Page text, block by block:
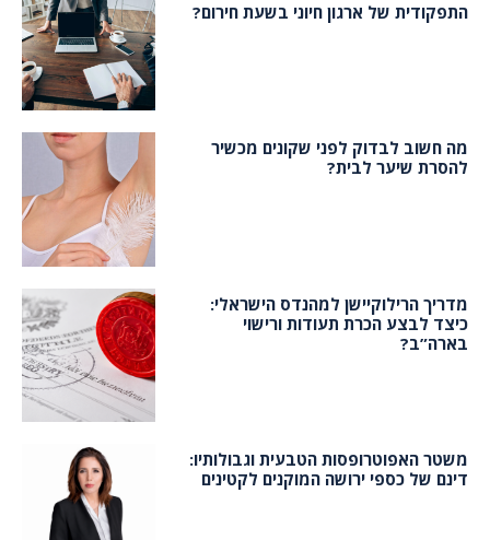
התפקודית של ארגון חיוני בשעת חירום?
מה חשוב לבדוק לפני שקונים מכשיר
להסרת שיער לבית?
מדריך הרילוקיישן למהנדס הישראלי:
כיצד לבצע הכרת תעודות ורישוי
בארה”ב?
משטר האפוטרופסות הטבעית וגבולותיו:
דינם של כספי ירושה המוקנים לקטינים